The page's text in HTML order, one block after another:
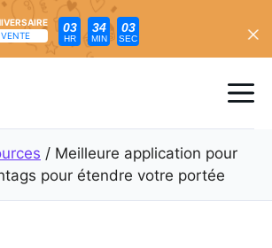
VENTE
03
HR
34
MIN
01
SEC
/ Meilleure application pour
pour étendre votre portée